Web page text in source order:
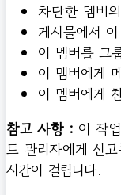
차단한 멤버
게시물에서
이 멤버를 그
이 멤버에게
이 멤버에게
참고 사항 : 이 작
트 관리자에게 신
시간이 걸립니다.